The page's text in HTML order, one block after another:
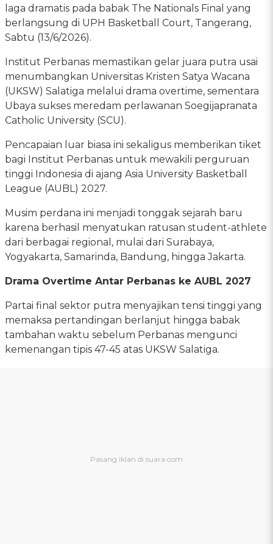
laga dramatis pada babak The Nationals Final yang
berlangsung di UPH Basketball Court, Tangerang,
Sabtu (13/6/2026).
Institut Perbanas memastikan gelar juara putra usai
menumbangkan Universitas Kristen Satya Wacana
(UKSW) Salatiga melalui drama overtime, sementara
Ubaya sukses meredam perlawanan Soegijapranata
Catholic University (SCU).
Pencapaian luar biasa ini sekaligus memberikan tiket
bagi Institut Perbanas untuk mewakili perguruan
tinggi Indonesia di ajang Asia University Basketball
League (AUBL) 2027.
Musim perdana ini menjadi tonggak sejarah baru
karena berhasil menyatukan ratusan student-athlete
dari berbagai regional, mulai dari Surabaya,
Yogyakarta, Samarinda, Bandung, hingga Jakarta.
Drama Overtime Antar Perbanas ke AUBL 2027
Partai final sektor putra menyajikan tensi tinggi yang
memaksa pertandingan berlanjut hingga babak
tambahan waktu sebelum Perbanas mengunci
kemenangan tipis 47-45 atas UKSW Salatiga.